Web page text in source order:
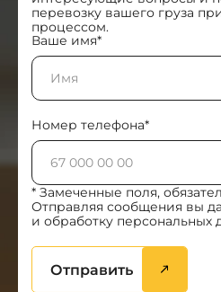
перевозку вашего груза
процессом.
Ваше имя*
Номер телефона*
* Замеченные поля,
Отправляя сообщения вы
и обработку персональных
Отправить